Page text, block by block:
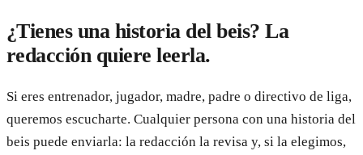
¿Tienes una historia del beis? La
redacción quiere leerla.
Si eres entrenador, jugador, madre, padre o directivo de liga,
queremos escucharte. Cualquier persona con una historia del
beis puede enviarla: la redacción la revisa y, si la elegimos,